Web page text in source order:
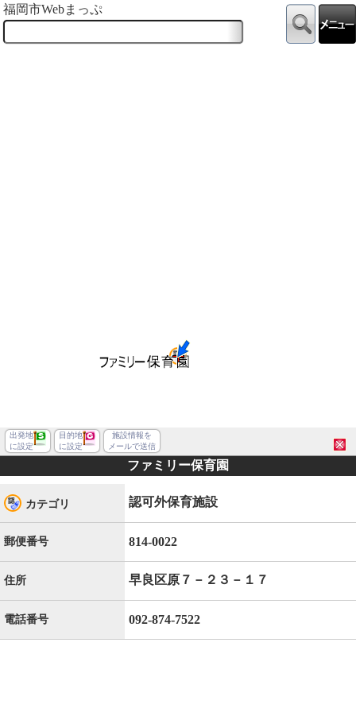
福岡市Webまっぷ
出発地
に設定
目的地
に設定
施設情報を
メールで送信
ファミリー保育園
カテゴリ 認可外保育施設
郵便番号 814-0022
住所 早良区原７－２３－１７
電話番号 092-874-7522